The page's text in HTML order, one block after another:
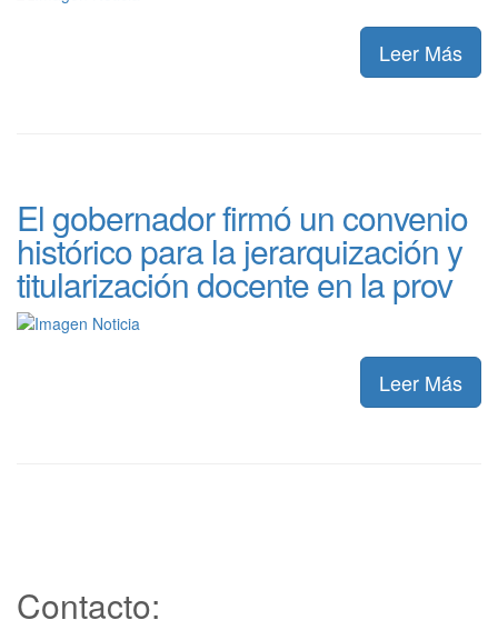
Leer Más
El gobernador firmó un convenio
histórico para la jerarquización y
titularización docente en la prov
Leer Más
Contacto: